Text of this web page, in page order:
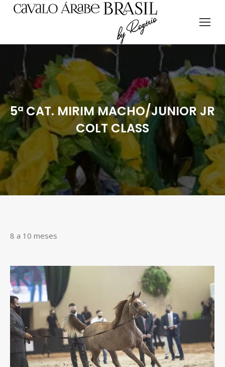
5ª CAT. MIRIM MACHO/JUNIOR JR
COLT CLASS
8 a 10 meses